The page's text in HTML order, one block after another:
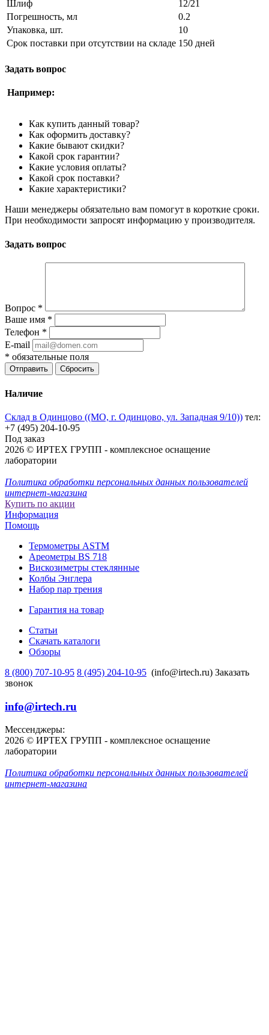
Шлиф
12/21
Погрешность, мл
0.2
Упаковка, шт.
10
Срок поставки при отсутствии на складе 150 дней
Задать вопрос
Например:
Как купить данный товар?
Как оформить доставку?
Какие бывают скидки?
Какой срок гарантии?
Какие условия оплаты?
Какой срок поставки?
Какие характеристики?
Наши менеджеры обязательно вам помогут в короткие сроки.
При необходимости запросят информацию у производителя.
Задать вопрос
Вопрос *
Ваше имя *
Телефон *
E-mail
* обязательные поля
Отправить Сбросить
Наличие
Склад в Одинцово ((МО, г. Одинцово, ул. Западная 9/10)) тел:
+7 (495) 204-10-95
Под заказ
2026 © ИРТЕХ ГРУПП - комплексное оснащение
лаборатории
Политика обработки персональных данных пользователей
интернет-магазина
Купить по акции
Информация
Помощь
Термометры ASTM
Ареометры BS 718
Вискозиметры стеклянные
Колбы Энглера
Набор пар трения
Гарантия на товар
Статьи
Скачать каталоги
Обзоры
8 (800) 707-10-95 8 (495) 204-10-95 (info@irtech.ru) Заказать
звонок
info@irtech.ru
Мессенджеры:
2026 © ИРТЕХ ГРУПП - комплексное оснащение
лаборатории
Политика обработки персональных данных пользователей
интернет-магазина